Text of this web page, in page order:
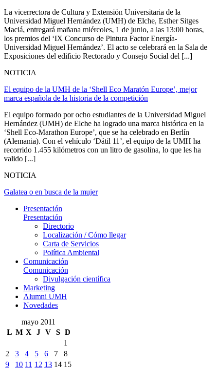
La vicerrectora de Cultura y Extensión Universitaria de la
Universidad Miguel Hernández (UMH) de Elche, Esther Sitges
Maciá, entregará mañana miércoles, 1 de junio, a las 13:00 horas,
los premios del ‘IX Concurso de Pintura Factor Energía-
Universidad Miguel Hernández’. El acto se celebrará en la Sala de
Exposiciones del edificio Rectorado y Consejo Social del [...]
NOTICIA
El equipo de la UMH de la ‘Shell Eco Maratón Europe’, mejor
marca española de la historia de la competición
El equipo formado por ocho estudiantes de la Universidad Miguel
Hernández (UMH) de Elche ha logrado una marca histórica en la
‘Shell Eco-Marathon Europe’, que se ha celebrado en Berlín
(Alemania). Con el vehículo ‘Dátil 11’, el equipo de la UMH ha
recorrido 1.455 kilómetros con un litro de gasolina, lo que les ha
valido [...]
NOTICIA
Galatea o en busca de la mujer
Presentación
Presentación
Directorio
Localización / Cómo llegar
Carta de Servicios
Política Ambiental
Comunicación
Comunicación
Divulgación científica
Marketing
Alumni UMH
Novedades
mayo 2011
L M X J V S D
1
2
3 4 5 6 7
8
9
10 11 12 13 14 15